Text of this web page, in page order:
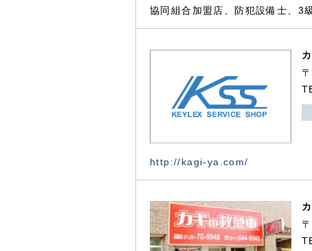
協同組合加盟店、防犯設備士、3
http://kagi-ya.com/